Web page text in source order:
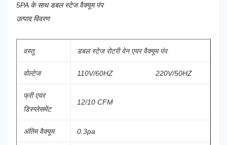
5PA के साथ डबल स्टेज वैक्यूम पंप
उत्पाद विवरण
वस्तु डबल स्टेज रोटरी वेन एयर वैक्यूम पंप
वोल्टेज 110V/60HZ 220V/50HZ
फ्री एयर
डिस्प्लेसमेंट
12/10 CFM
अंतिम वैक्यूम 0.3pa